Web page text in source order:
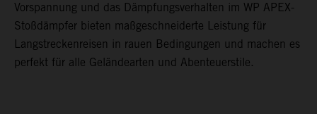
Vorspannung und das Dämpfungsverhalten im WP APEX-
Stoßdämpfer bieten maßgeschneiderte Leistung für
Langstreckenreisen in rauen Bedingungen und machen es
perfekt für alle Geländearten und Abenteuerstile.